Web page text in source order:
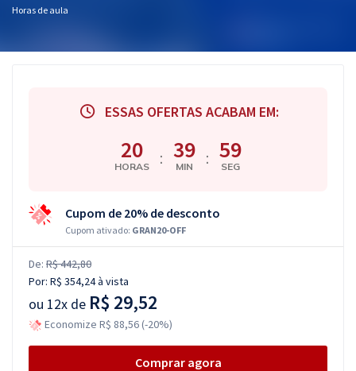
Horas de aula
ESSAS OFERTAS ACABAM EM:
20
HORAS : 39
MIN : 58
SEG
Cupom de 20% de desconto
Cupom ativado: GRAN20-OFF
De: R$ 442,80
Por: R$ 354,24à vista
ou 12x de R$ 29,52
Economize R$ 88,56 (-20%)
Comprar agora